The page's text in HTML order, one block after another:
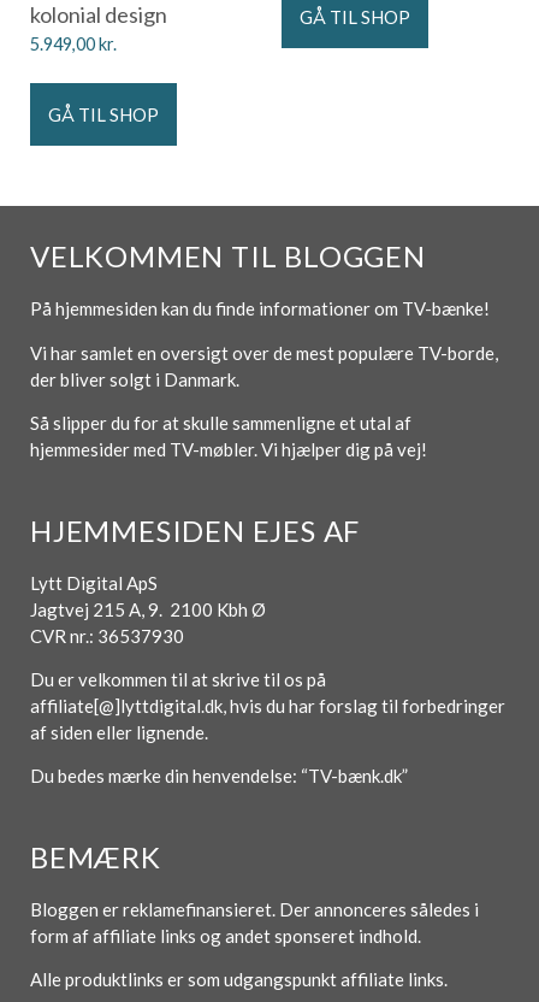
kolonial design
5.949,00kr.
GÅ TIL SHOP
GÅ TIL SHOP
VELKOMMEN TIL BLOGGEN
På hjemmesiden kan du finde informationer om TV-bænke!
Vi har samlet en oversigt over de mest populære TV-borde,
der bliver solgt i Danmark.
Så slipper du for at skulle sammenligne et utal af
hjemmesider med TV-møbler. Vi hjælper dig på vej!
HJEMMESIDEN EJES AF
Lytt Digital ApS
Jagtvej 215 A, 9. 2100 Kbh Ø
CVR nr.: 36537930
Du er velkommen til at skrive til os på
affiliate[@]lyttdigital.dk, hvis du har forslag til forbedringer
af siden eller lignende.
Du bedes mærke din henvendelse: “TV-bænk.dk”
BEMÆRK
Bloggen er reklamefinansieret. Der annonceres således i
form af affiliate links og andet sponseret indhold.
Alle produktlinks er som udgangspunkt affiliate links.